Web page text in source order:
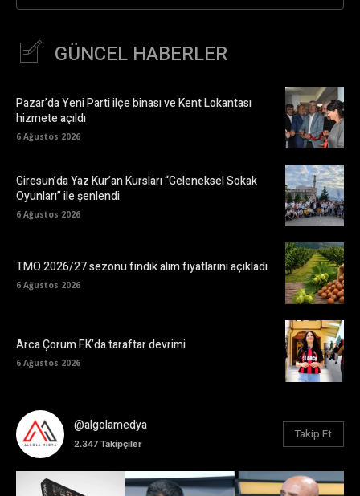
GÜNCEL HABERLER
Pazar’da Yeni Parti ilçe binası ve Kent Lokantası
hizmete açıldı
6 Ağustos 2026
Giresun’da Yaz Kur’an Kursları “Geleneksel Sokak
Oyunları” ile şenlendi
6 Ağustos 2026
TMO 2026/27 sezonu fındık alım fiyatlarını açıkladı
6 Ağustos 2026
Arca Çorum FK’da taraftar devrimi
6 Ağustos 2026
@algolamedya
2.347 Takipçiler
Takip Et